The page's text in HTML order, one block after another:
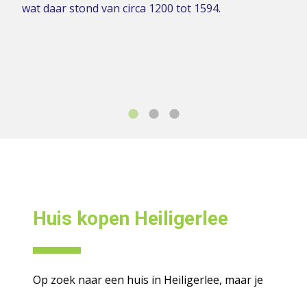
wat daar stond van circa 1200 tot 1594.
Huis kopen Heiligerlee
Op zoek naar een huis in Heiligerlee, maar je